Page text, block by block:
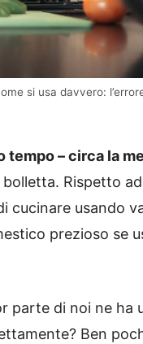
si usa davvero:
– circa la
Rispetto
cucinare usando
prezioso se
parte di noi ne ha
Ben